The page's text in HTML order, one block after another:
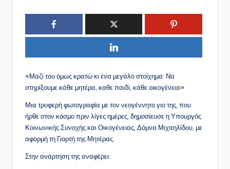
«Μαζί του όμως κρατώ κι ένα μεγάλο στοίχημα: Να
στηρίξουμε κάθε μητέρα, καθε παιδί, κάθε οικογένεια»
Μια τρυφερή φωτογραφία με τον νεογέννητο γιο της, που
ήρθε στον κόσμο πριν λίγες ημέρες, δημοσίευσε η Υπουργός
Κοινωνικής Συνοχής και Οικογένειας, Δόμνα Μιχαηλίδου, με
αφορμή τη Γιορτή της Μητέρας.
Στην ανάρτηση της αναφέρει: